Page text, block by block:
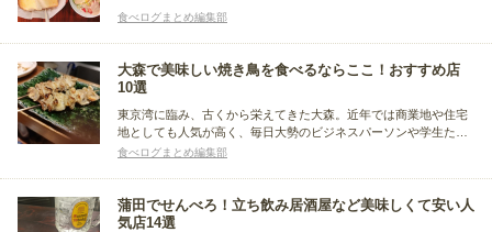
ありますよ。深夜遅くまで営業しているカフェ＆バーもピックア
ップ。一人でもくつろげるカフェ、デートにぴったりの素敵カフ
ェなどシチュエーションに合わせて楽しみましょう。
食べログまとめ編集部
大森で美味しい焼き鳥を食べるならここ！おすすめ店
10選
東京湾に臨み、古くから栄えてきた大森。近年では商業地や住宅
地としても人気が高く、毎日大勢のビジネスパーソンや学生たち
が大森駅を利用しています。大森駅周辺はショッピングや散策に
た。
食べログまとめ編集部
蒲田でせんべろ！立ち飲み居酒屋など美味しくて安い人
気店14選